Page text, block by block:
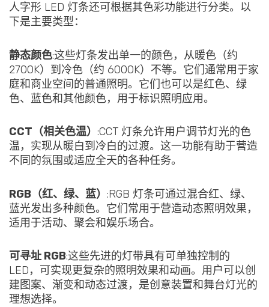
人字形 LED 灯条还可根据其色彩功能进行分类。以
下是主要类型：
静态颜色:这些灯条发出单一的颜色，从暖色（约
2700K）到冷色（约 6000K）不等。它们通常用于家
庭和商业空间的普通照明。它们也可以是红色、绿
色、蓝色和其他颜色，用于标识照明应用。
CCT（相关色温） :CCT 灯条允许用户调节灯光的色
温，实现从暖白到冷白的过渡。这一功能有助于营造
不同的氛围或适应全天的各种任务。
RGB（红、绿、蓝） :RGB 灯条可通过混合红、绿、
蓝光发出多种颜色。它们常用于营造动态照明效果，
适用于活动、聚会和娱乐场合。
可寻址 RGB:这些先进的灯带具有可单独控制的
LED，可实现更复杂的照明效果和动画。用户可以创
建图案、渐变和动态过渡，是创意装置和舞台灯光的
理想选择。